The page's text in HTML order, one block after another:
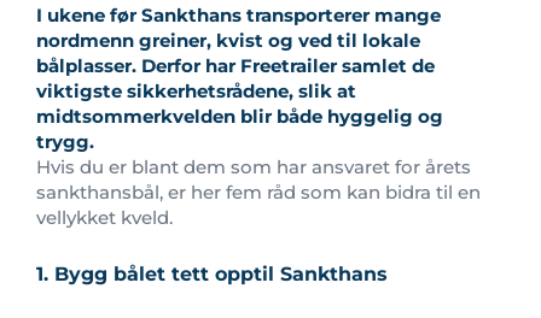
I ukene før Sankthans transporterer mange
nordmenn greiner, kvist og ved til lokale
bålplasser. Derfor har Freetrailer samlet de
viktigste sikkerhetsrådene, slik at
midtsommerkvelden blir både hyggelig og
trygg.
Hvis du er blant dem som har ansvaret for årets
sankthansbål, er her fem råd som kan bidra til en
vellykket kveld.
1. Bygg bålet tett opptil Sankthans